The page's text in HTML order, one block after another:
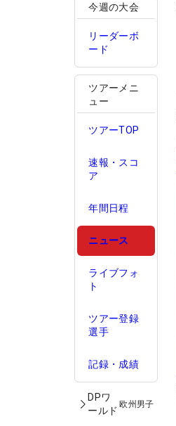
今週の大会
リーダーボ
ード
ツアーメニ
ュー
ツアーTOP
速報・スコ
ア
年間日程
ニュース
ライブフォ
ト
ツアー登録
選手
記録・成績
DPワ
ールド
欧州男子